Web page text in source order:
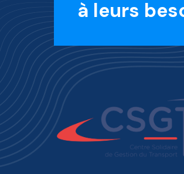
à leurs